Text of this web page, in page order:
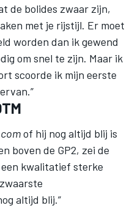
de bolides zwaar zijn,
met je rijstijl. Er moet
worden dan ik gewend
om snel te zijn. Maar ik
scoorde ik mijn eerste
of hij nog altijd blij is
boven de GP2, zei de
een kwalitatief sterke
altijd blij.”